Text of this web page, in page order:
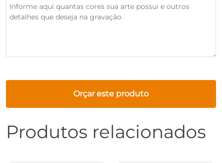
Orçar este produto
Produtos relacionados